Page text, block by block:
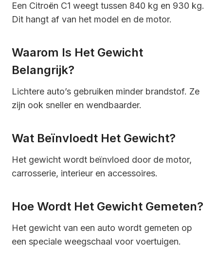
Een Citroën C1 weegt tussen 840 kg en 930 kg.
Dit hangt af van het model en de motor.
Waarom Is Het Gewicht
Belangrijk?
Lichtere auto’s gebruiken minder brandstof. Ze
zijn ook sneller en wendbaarder.
Wat Beïnvloedt Het Gewicht?
Het gewicht wordt beïnvloed door de motor,
carrosserie, interieur en accessoires.
Hoe Wordt Het Gewicht Gemeten?
Het gewicht van een auto wordt gemeten op
een speciale weegschaal voor voertuigen.